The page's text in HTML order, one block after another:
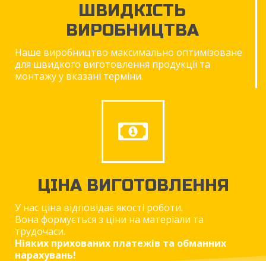
ШВИДКІСТЬ
ВИРОБНИЦТВА
Наше виробництво максимально оптимізоване
для швидкого виготовлення продукції та
монтажу у вказані терміни.
ЦІНА ВИГОТОВЛЕННЯ
У нас ціна відповідає якості роботи.
Вона формується з ціни на матеріали та
трудочаси.
Ніяких прихованих платежів та обманних
нарахувань!